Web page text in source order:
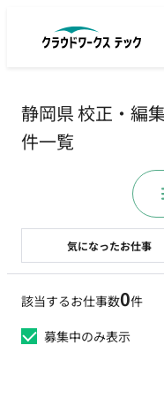
静岡県 校正・編
件一覧
該当するお仕事数0件
募集中のみ表示
気になったお仕事